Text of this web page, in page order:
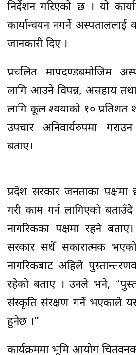
निर्देशन गरिएको छ । यो
कार्यान्वयन नगर्ने अस्पताललाई
जानकारी दिए ।
प्रचलित मापदण्डबमोजिम
लागि आउने विपन्न, असहाय तथा
लागि कूल श्ययाको १० प्रतिशत
उपचार अनिवार्यरुपमा
बताए।
प्रदेश सरकार जनताका
गरी काम गर्न लागिएको
नागरिकका पक्षमा रहने बताए।
सरकार सधैँ सकारात्मक
नागरिकबाट अहिले
रहेको बताए । उनले भने,
संस्कृति संरक्षण गर्ने भएकाले
हुनेछ ।”
कार्यक्रममा भूमि आयोग